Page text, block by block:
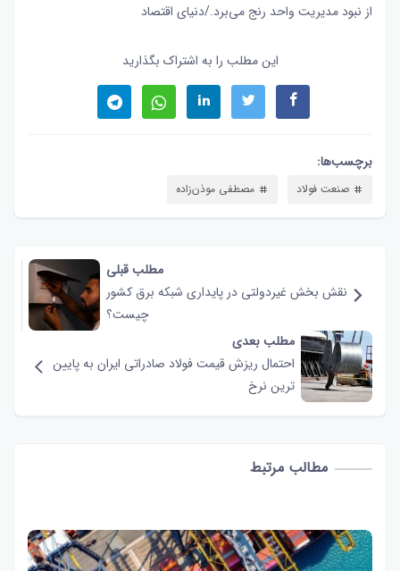
از نبود مدیریت واحد رنج می‌برد./دنیای اقتصاد
این مطلب را به اشتراک بگذارید
برچسب‌ها:
صنعت فولاد مصطفی موذن‌زاده
مطلب قبلی
نقش‌ بخش غیردولتی در پایداری شبکه برق کشور
چیست؟
مطلب بعدی
احتمال ریزش قیمت فولاد صادراتی ایران به پایین
ترین نرخ
مطالب مرتبط